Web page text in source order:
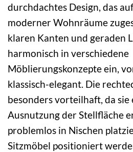
durchdachtes Design, das
moderner Wohnräume
klaren Kanten und geraden
harmonisch in verschiedene
Möblierungskonzepte ein,
klassisch-elegant. Die
besonders vorteilhaft, da sie
Ausnutzung der Stellfläche
problemlos in Nischen
Sitzmöbel positioniert